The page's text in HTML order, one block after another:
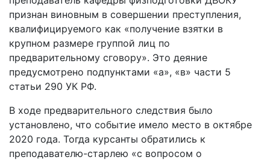
признан виновным в совершении преступления,
квалифицируемого как «получение взятки в
крупном размере группой лиц по
предварительному сговору». Это деяние
предусмотрено подпунктами «а», «в» части 5
статьи 290 УК РФ.
В ходе предварительного следствия было
установлено, что событие имело место в октябре
2020 года. Тогда курсанты обратились к
преподавателю-старлею «с вопросом о